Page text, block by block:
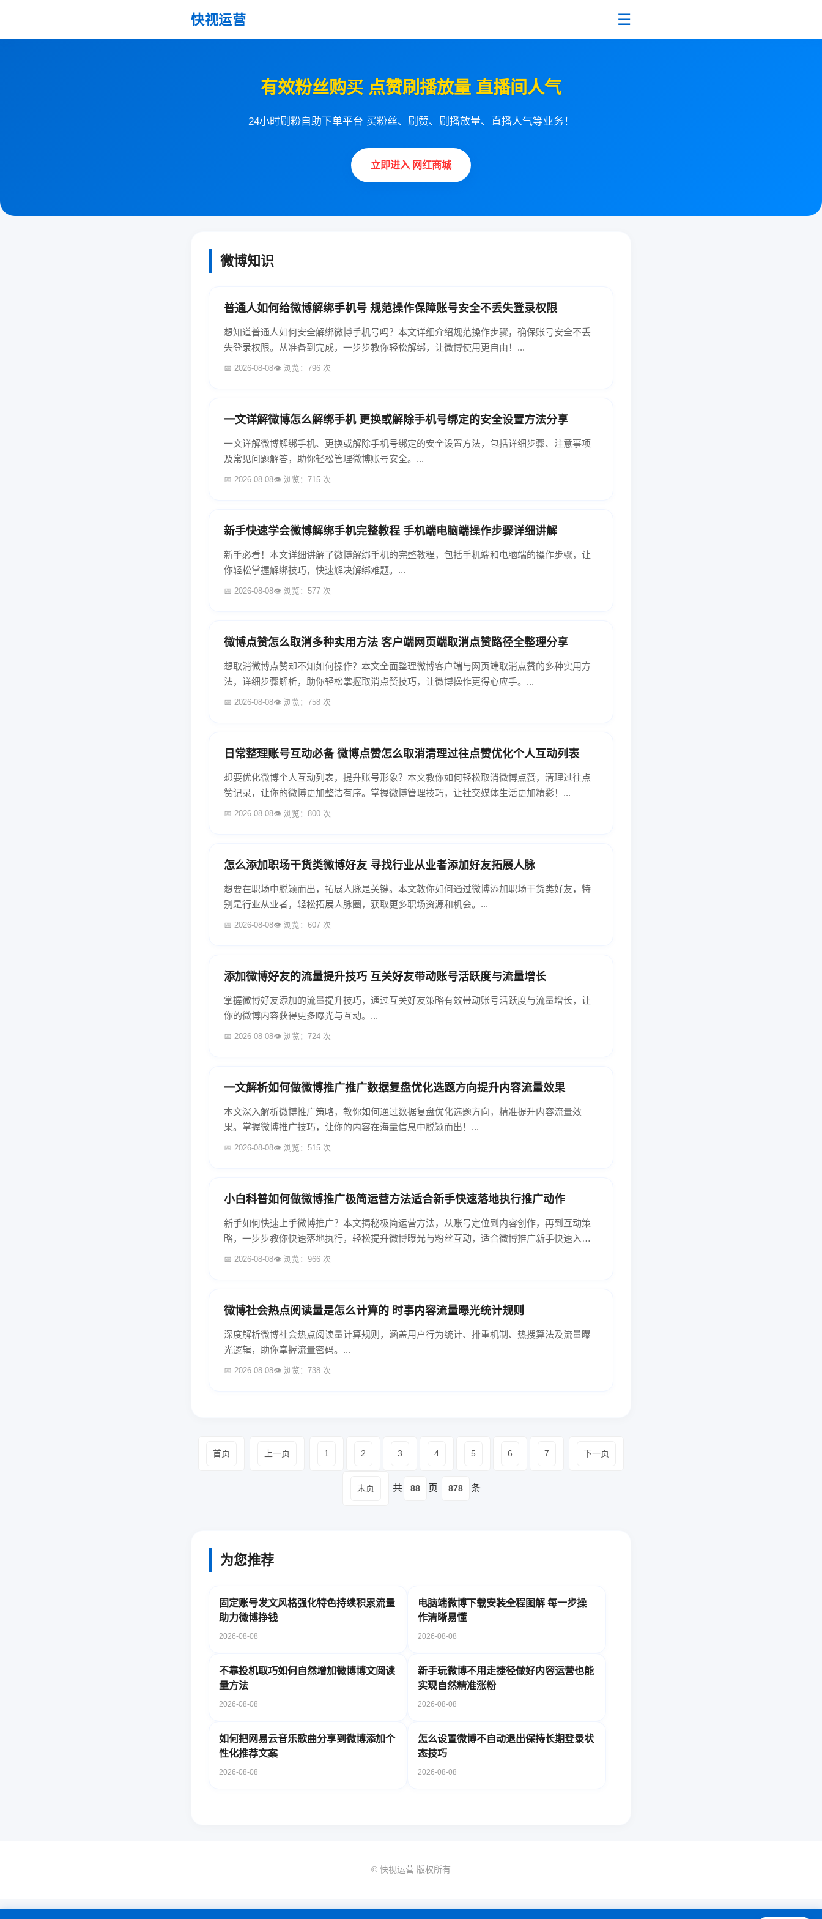
快视运营 ☰
有效粉丝购买 点赞刷播放量 直播间人气
24小时刷粉自助下单平台 买粉丝、刷赞、刷播放量、直播人气等业务！
立即进入 网红商城
微博知识
普通人如何给微博解绑手机号 规范操作保障账号安全不丢失登录权限
想知道普通人如何安全解绑微博手机号吗？本文详细介绍规范操作步骤，确保账号安全不丢
失登录权限。从准备到完成，一步步教你轻松解绑，让微博使用更自由！...
📅 2026-08-08👁️ 浏览：796 次
一文详解微博怎么解绑手机 更换或解除手机号绑定的安全设置方法分享
一文详解微博解绑手机、更换或解除手机号绑定的安全设置方法，包括详细步骤、注意事项
及常见问题解答，助你轻松管理微博账号安全。...
📅 2026-08-08👁️ 浏览：715 次
新手快速学会微博解绑手机完整教程 手机端电脑端操作步骤详细讲解
新手必看！本文详细讲解了微博解绑手机的完整教程，包括手机端和电脑端的操作步骤，让
你轻松掌握解绑技巧，快速解决解绑难题。...
📅 2026-08-08👁️ 浏览：577 次
微博点赞怎么取消多种实用方法 客户端网页端取消点赞路径全整理分享
想取消微博点赞却不知如何操作？本文全面整理微博客户端与网页端取消点赞的多种实用方
法，详细步骤解析，助你轻松掌握取消点赞技巧，让微博操作更得心应手。...
📅 2026-08-08👁️ 浏览：758 次
日常整理账号互动必备 微博点赞怎么取消清理过往点赞优化个人互动列表
想要优化微博个人互动列表，提升账号形象？本文教你如何轻松取消微博点赞，清理过往点
赞记录，让你的微博更加整洁有序。掌握微博管理技巧，让社交媒体生活更加精彩！...
📅 2026-08-08👁️ 浏览：800 次
怎么添加职场干货类微博好友 寻找行业从业者添加好友拓展人脉
想要在职场中脱颖而出，拓展人脉是关键。本文教你如何通过微博添加职场干货类好友，特
别是行业从业者，轻松拓展人脉圈，获取更多职场资源和机会。...
📅 2026-08-08👁️ 浏览：607 次
添加微博好友的流量提升技巧 互关好友带动账号活跃度与流量增长
掌握微博好友添加的流量提升技巧，通过互关好友策略有效带动账号活跃度与流量增长，让
你的微博内容获得更多曝光与互动。...
📅 2026-08-08👁️ 浏览：724 次
一文解析如何做微博推广推广数据复盘优化选题方向提升内容流量效果
本文深入解析微博推广策略，教你如何通过数据复盘优化选题方向，精准提升内容流量效
果。掌握微博推广技巧，让你的内容在海量信息中脱颖而出！...
📅 2026-08-08👁️ 浏览：515 次
小白科普如何做微博推广极简运营方法适合新手快速落地执行推广动作
新手如何快速上手微博推广？本文揭秘极简运营方法，从账号定位到内容创作，再到互动策
略，一步步教你快速落地执行，轻松提升微博曝光与粉丝互动，适合微博推广新手快速入
门！...
📅 2026-08-08👁️ 浏览：966 次
微博社会热点阅读量是怎么计算的 时事内容流量曝光统计规则
深度解析微博社会热点阅读量计算规则，涵盖用户行为统计、排重机制、热搜算法及流量曝
光逻辑，助你掌握流量密码。...
📅 2026-08-08👁️ 浏览：738 次
首页 上一页 1 2 3 4 5 6 7 下一页
末页 共 88 页 878 条
为您推荐
固定账号发文风格强化特色持续积累流量
助力微博挣钱
2026-08-08
电脑端微博下载安装全程图解 每一步操
作清晰易懂
2026-08-08
不靠投机取巧如何自然增加微博博文阅读
量方法
2026-08-08
新手玩微博不用走捷径做好内容运营也能
实现自然精准涨粉
2026-08-08
如何把网易云音乐歌曲分享到微博添加个
性化推荐文案
2026-08-08
怎么设置微博不自动退出保持长期登录状
态技巧
2026-08-08
© 快视运营 版权所有